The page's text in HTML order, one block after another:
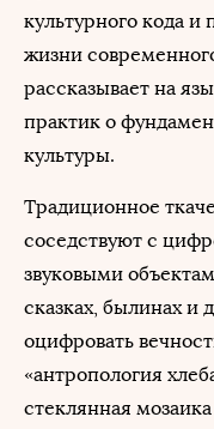
культурного кода и
жизни
рассказывает на
практик о
культуры.
Традиционное
соседствуют с
звуковыми
сказках, былинах и
оцифровать
«антропология
стеклянная